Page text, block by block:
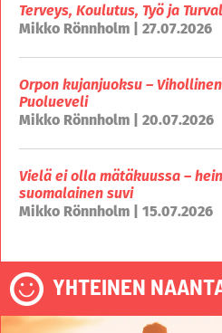
Terveys, Koulutus, Työ ja
Mikko Rönnholm | 27.07.2026
Orpon kujanjuoksu –
Puolueveli
Mikko Rönnholm | 20.07.2026
Vielä ei olla mätäkuussa –
suomalainen suvi
Mikko Rönnholm | 15.07.2026
YHTEINEN